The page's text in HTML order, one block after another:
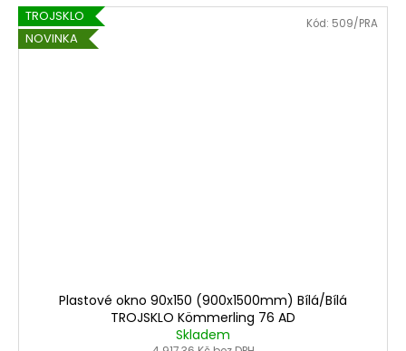
TROJSKLO
NOVINKA
Plastové okno 90x150 (900x1500mm) Bílá/Bílá
TROJSKLO Kömmerling 76 AD
Skladem
Kód: 509/PRA